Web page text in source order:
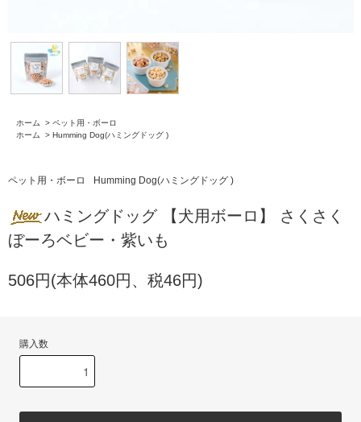
ホーム > ペット用・ボーロ
ホーム
> Humming Dog(ハミングドッグ )
ペット用・ボーロ Humming Dog(ハミングドッグ )
ハミングドッグ 【犬用ボーロ】 さくさく
ぼーろベビー・紫いも
506円(本体460円、税46円)
購入数